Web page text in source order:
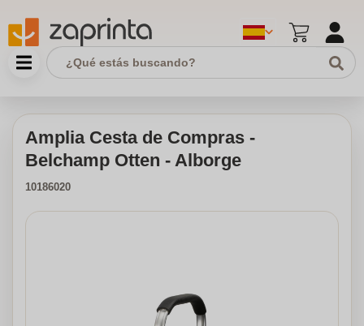
Amplia Cesta de Compras -
Belchamp Otten - Alborge
10186020